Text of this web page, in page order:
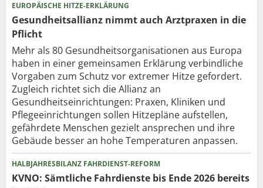
EUROPÄISCHE HITZE-ERKLÄRUNG
Gesundheitsallianz nimmt auch Arztpraxen in die
Pflicht
Mehr als 80 Gesundheits­organisationen aus Europa
haben in einer gemeinsamen Erklärung verbindliche
Vorgaben zum Schutz vor extremer Hitze gefordert.
Zugleich richtet sich die Allianz an
Gesundheitseinrichtungen: Praxen, Kliniken und
Pflegeeinrichtungen sollen Hitzepläne aufstellen,
gefährdete Menschen gezielt ansprechen und ihre
Gebäude besser an hohe Temperaturen anpassen.
HALBJAHRESBILANZ FAHRDIENST-REFORM
KVNO: Sämtliche Fahrdienste bis Ende 2026 bereits